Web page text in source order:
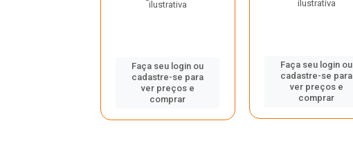
ilustrativa
Faça seu login ou
cadastre-se para
ver preços e
comprar
ilustrativa
Faça seu login ou
cadastre-se para
ver preços e
comprar